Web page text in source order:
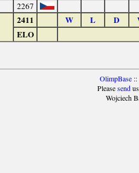
2267
2411 W L D
ELO
OlimpBase::
Pleasesendus
Wojciech